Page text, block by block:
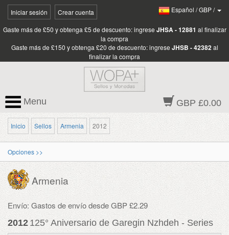
Iniciar sesión Crear cuenta Español /GBP/
Gaste más de £50 y obtenga £5 de descuento: ingrese JHSA - 12881 al finalizar
la compra
Gaste más de £150 y obtenga £20 de descuento: ingrese JHSB - 42382 al
finalizar la compra
GBP £0.00
Menu
Inicio Sellos Armenia 2012
Opciones >>
Armenia
Envío: Gastos de envío desde GBP £2.29
2012 125° Aniversario de Garegin Nzhdeh - Series